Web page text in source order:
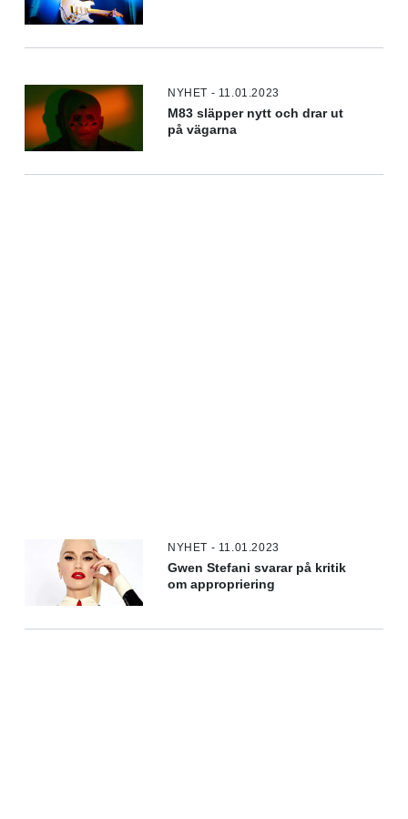
NYHET - 11.01.2023
M83 släpper nytt och drar ut
på vägarna
NYHET - 11.01.2023
Gwen Stefani svarar på kritik
om appropriering